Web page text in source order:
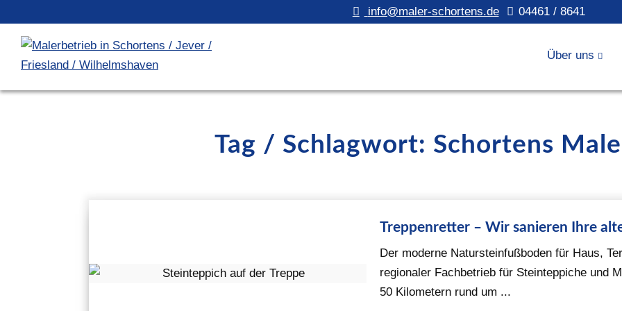
info@maler-schortens.de 04461 / 8641
Über uns
Tag / Schlagwort: Schortens
Treppenretter – Wir sanieren Ihre
Der moderne Natursteinfußboden für Haus,
regionaler Fachbetrieb für Steinteppiche und
50 Kilometern rund um ...